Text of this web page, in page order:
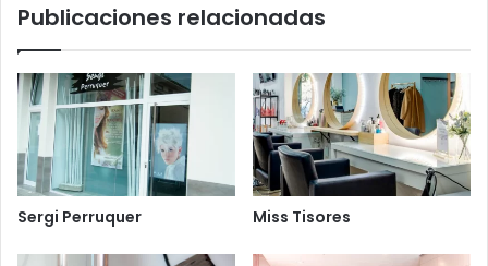
Publicaciones relacionadas
Sergi Perruquer Miss Tisores